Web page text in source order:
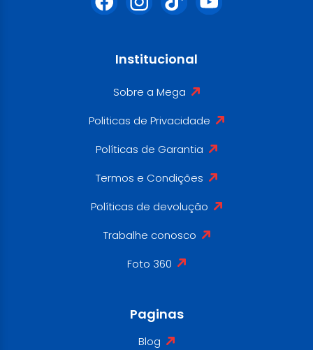
Institucional
Sobre a Mega
Politicas de Privacidade
Políticas de Garantia
Termos e Condições
Políticas de devolução
Trabalhe conosco
Foto 360
Paginas
Blog